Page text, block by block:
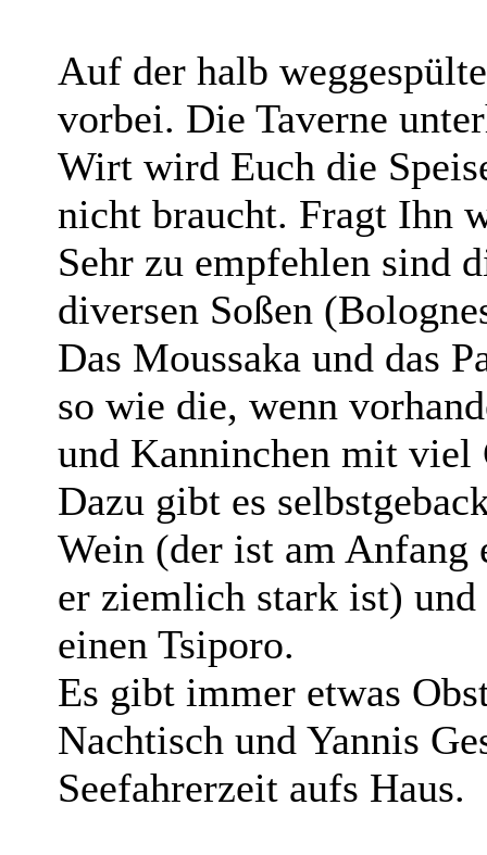
Auf der halb
vorbei. Die Taverne
Wirt wird Euch die
nicht braucht. Fragt Ihn
Sehr zu empfehlen sind
diversen Soßen
Das Moussaka und das
so wie die, wenn
und Kanninchen mit viel
Dazu gibt es
Wein (der ist am Anfang
er ziemlich stark ist)
einen Tsiporo.
Es gibt immer etwas
Nachtisch und Yannis
Seefahrerzeit aufs Haus.